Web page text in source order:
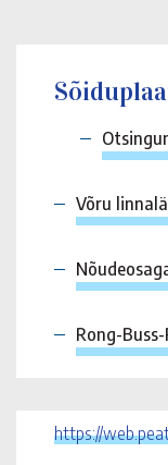
Võru
Rong-
https://